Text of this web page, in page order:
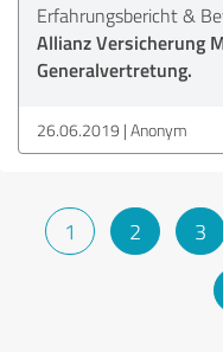
Erfahrungsbericht &
Allianz Versicherung
Generalvertretung.
26.06.2019 Anonym
1 2 3